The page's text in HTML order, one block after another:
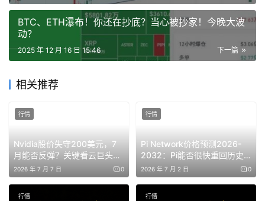
下跌，简单干脆；要么先反弹再跌。个人认为反弹后做空更
稳妥，因为直线下跌容易出现快速反弹。
今晚的非农数据影响可能不大，但如果利好，可能推动短线
附近，这是旗型下沿转压力的位置。之后若继续下跌，目标
山寨
很多人问我山寨币在什么位置可以抄底？
BTC、ETH瀑布！你还在抄底？当心被抄家！今晚大波
动？
下一篇
2025 年 12 月 16 日 15:46
相关推荐
Nvidia股价失守200美元，7
月能否反弹？关键看云巨头AI
支出
2026 年 7 月 7 日 0
行情
Pi Network价格预测2026-
2032：Pi能否很快重回历史
高点？
2026 年 7 月 2 日 0
行情
行情 行情